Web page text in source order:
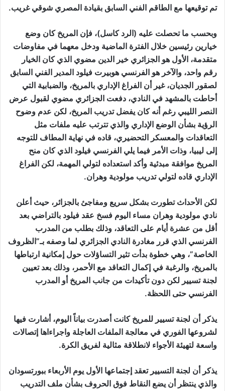
تم توقيعها مع الطاقم الفني السابق بقيادة المصري شوقي غريب.
وبحسب ما تحصلت عليه (الرد كاسل)، فإن المريخ كان وضع
خيارين رئيسين خلال الفترة الماضية ودخل معهما في مفاوضات
متقدمة، الأول هو الجزائري خير الدين مضوي الذي كان الخيار
رقم واحد، والآخر هو الفرنسي هوبيرت فيلود المدير الفني السابق
لصقور الجديان، غير أن الفراغ الإداري بالمريخ، والضبابية التي
أحاطت بالمشهد في النادي، دفعت الجزائري مضوي لقبول عرض
النصر الليبي رغم أنه كان يفضل تدريب المريخ، لكن عدم وضوح
الرؤية بشأن الوضع الإداري والذي تترتب عليه ملفات مثل
التعاقدات والمعسكر التحضيري، قاده في نهاية المطاف للتوجه
إلى ليبيا، وذات الأمر فيما يلي الفرنسي فيلود الذي كان منح
المريخ موافقة مبدئية وأكد استعداده لتولي المهمة، لكن الفراغ
الإداري قاده لتولي تدريب مولودية وهران.
لكن الأحداث تطورت بشكل سريع ومفاجئ بالجزائر، حيث أعلن
نادي مولودية وهران مساء اليوم فسخ عقد فيلود بالتراضي بعد
أقل من عشرة أيام على التعاقد، وذلك بطلب من المدرب
الفرنسي الذي قرر مغادرة النادي الجزائري لما وصفه بـ”الظروف
الخاصة”، وهي خطوة بدأت تثير التساؤلات حول إمكانية ارتباطها
بالمريخ، والرغبة في إكمال التعاقد مع الأحمر، وذلك بعد تعيين
لجنة تسيير لكن دون تأكيدات من جانب المريخ أو المدرب
الفرنسي حتى اللحظة.
يذكر أن لجنة تسيير للمريخ كانت أصدرت بياناً اليوم، أشارت فيها
لشروعها الفوري في معالجة الملفات العاجلة واجراءاها إتصالات
واسعة لتهيئة الأجواء لانطلاقة مثالية لفريق الكرة.
يذكر أن لجنة التسيير تعقد إجتماعها الأول يوم الأربعاء ببورتسودان
والذي ينتظر أن يضع النقاط فوق الحروف بشأن ملف التدريب